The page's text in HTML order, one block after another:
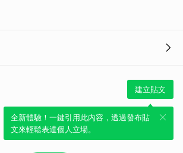
建立貼文
全新體驗！一鍵引用此內容，透過發布貼
文來輕鬆表達個人立場。
取消